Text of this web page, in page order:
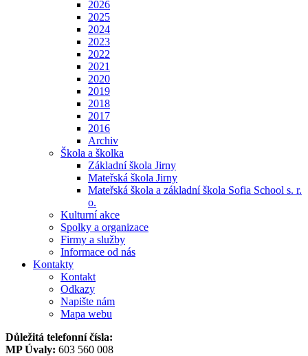
2026
2025
2024
2023
2022
2021
2020
2019
2018
2017
2016
Archiv
Škola a školka
Základní škola Jirny
Mateřská škola Jirny
Mateřská škola a základní škola Sofia School s. r.
o.
Kulturní akce
Spolky a organizace
Firmy a služby
Informace od nás
Kontakty
Kontakt
Odkazy
Napište nám
Mapa webu
Důležitá telefonní čísla:
MP Úvaly: 603 560 008